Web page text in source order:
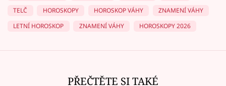
TELČ
HOROSKOPY HOROSKOP VÁHY
ZNAMENÍ VÁHY
LETNÍ HOROSKOP
ZNAMENÍ VÁHY HOROSKOPY 2026
PŘEČTĚTE SI TAKÉ